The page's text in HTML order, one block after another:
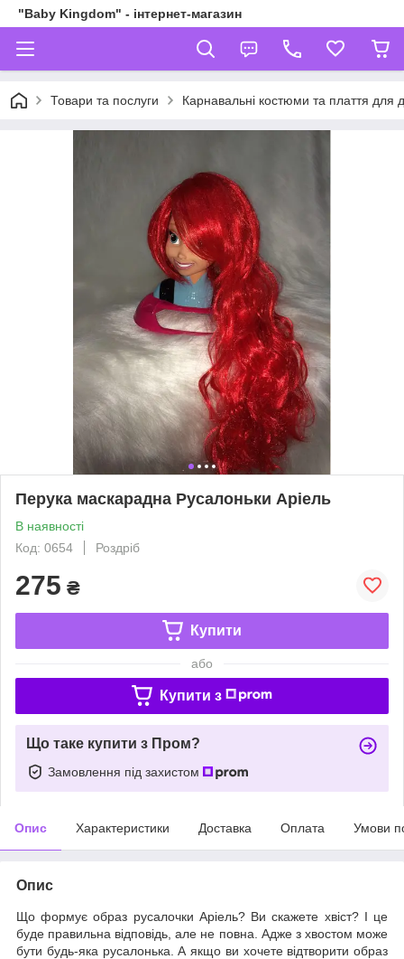
"Baby Kingdom" - інтернет-магазин
Товари та послуги Карнавальні костюми та плаття для
Перука маскарадна Русалоньки Аріель
В наявності
Код: 0654
Роздріб
275 ₴
Купити
або
Купити з
Що таке купити з Пром?
Замовлення під захистом
Опис Характеристики Доставка Оплата Умови
Опис
Що формує образ русалочки Аріель? Ви скажете хвіст? І це
буде правильна відповідь, але не повна. Адже з хвостом може
бути будь-яка русалонька. А якщо ви хочете відтворити образ